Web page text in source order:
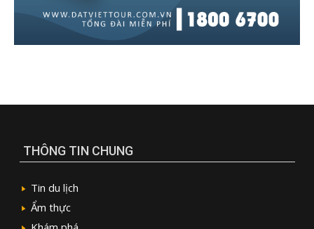
THÔNG TIN CHUNG
Tin du lịch
Ẩm thực